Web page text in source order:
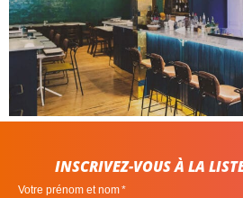
INSCRIVEZ-VOUS À LA
Votre prénom et nom